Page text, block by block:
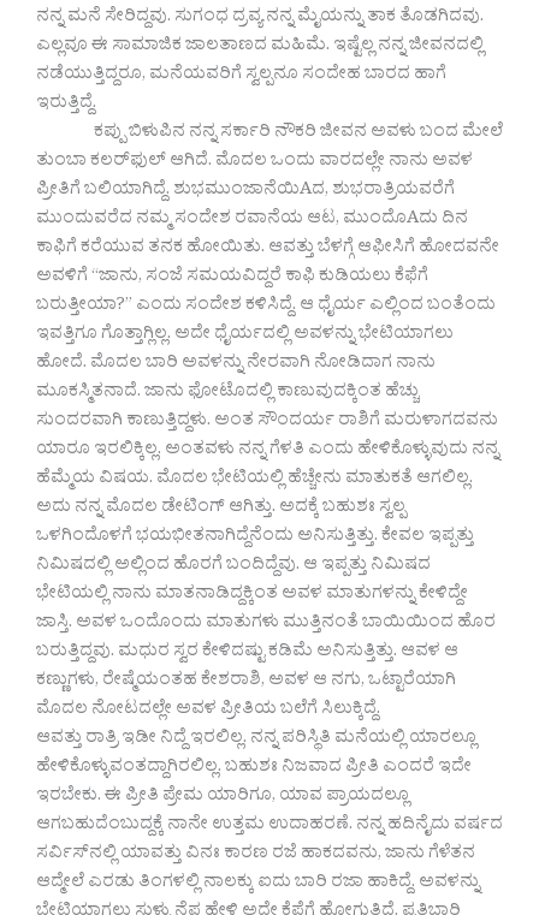
ನನ್ನ ಮನೆ ಸೇರಿದ್ದವು. ಸುಗಂಧ ದ್ರವ್ಯ ನನ್ನ ಮೈಯನ್ನು ತಾಕ ತೊಡಗಿದವು.
ಎಲ್ಲವೂ ಈ ಸಾಮಾಜಿಕ ಜಾಲತಾಣದ ಮಹಿಮೆ. ಇಷ್ಟೆಲ್ಲ ನನ್ನ ಜೀವನದಲ್ಲಿ
ನಡೆಯುತ್ತಿದ್ದರೂ, ಮನೆಯವರಿಗೆ ಸ್ವಲ್ಪನೂ ಸಂದೇಹ ಬಾರದ ಹಾಗೆ
ಇರುತ್ತಿದ್ದೆ.
ಕಪ್ಪು ಬಿಳುಪಿನ ನನ್ನ ಸರ್ಕಾರಿ ನೌಕರಿ ಜೀವನ ಅವಳು ಬಂದ ಮೇಲೆ
ತುಂಬಾ ಕಲರ್‌ಫುಲ್ ಆಗಿದೆ. ಮೊದಲ ಒಂದು ವಾರದಲ್ಲೇ ನಾನು ಅವಳ
ಪ್ರೀತಿಗೆ ಬಲಿಯಾಗಿದ್ದೆ. ಶುಭಮುಂಜಾನೆಯಿAದ, ಶುಭರಾತ್ರಿಯವರೆಗೆ
ಮುಂದುವರೆದ ನಮ್ಮ ಸಂದೇಶ ರವಾನೆಯ ಆಟ, ಮುಂದೊAದು ದಿನ
ಕಾಫಿಗೆ ಕರೆಯುವ ತನಕ ಹೋಯಿತು. ಆವತ್ತು ಬೆಳಗ್ಗೆ ಆಫೀಸಿಗೆ ಹೋದವನೇ
ಅವಳಿಗೆ “ಜಾನು, ಸಂಜೆ ಸಮಯವಿದ್ದರೆ ಕಾಫಿ ಕುಡಿಯಲು ಕೆಫೆಗೆ
ಬರುತ್ತೀಯಾ?” ಎಂದು ಸಂದೇಶ ಕಳಿಸಿದ್ದೆ. ಆ ಧೈರ್ಯ ಎಲ್ಲಿಂದ ಬಂತೆಂದು
ಇವತ್ತಿಗೂ ಗೊತ್ತಾಗ್ಲಿಲ್ಲ. ಅದೇ ಧೈರ್ಯದಲ್ಲಿ ಅವಳನ್ನು ಭೇಟಿಯಾಗಲು
ಹೋದೆ. ಮೊದಲ ಬಾರಿ ಅವಳನ್ನು ನೇರವಾಗಿ ನೋಡಿದಾಗ ನಾನು
ಮೂಕಸ್ಮಿತನಾದೆ. ಜಾನು ಫೋಟೊದಲ್ಲಿ ಕಾಣುವುದಕ್ಕಿಂತ ಹೆಚ್ಚು
ಸುಂದರವಾಗಿ ಕಾಣುತ್ತಿದ್ದಳು. ಅಂತ ಸೌಂದರ್ಯ ರಾಶಿಗೆ ಮರುಳಾಗದವನು
ಯಾರೂ ಇರಲಿಕ್ಕಿಲ್ಲ. ಅಂತವಳು ನನ್ನ ಗೆಳತಿ ಎಂದು ಹೇಳಿಕೊಳ್ಳುವುದು ನನ್ನ
ಹೆಮ್ಮೆಯ ವಿಷಯ. ಮೊದಲ ಭೇಟಿಯಲ್ಲಿ ಹೆಚ್ಚೇನು ಮಾತುಕತೆ ಆಗಲಿಲ್ಲ.
ಅದು ನನ್ನ ಮೊದಲ ಡೇಟಿಂಗ್ ಆಗಿತ್ತು. ಅದಕ್ಕೆ ಬಹುಶಃ ಸ್ವಲ್ಪ
ಒಳಗಿಂದೊಳಗೆ ಭಯಭೀತನಾಗಿದ್ದೆನೆಂದು ಅನಿಸುತ್ತಿತ್ತು. ಕೇವಲ ಇಪ್ಪತ್ತು
ನಿಮಿಷದಲ್ಲಿ ಅಲ್ಲಿಂದ ಹೊರಗೆ ಬಂದಿದ್ದೆವು. ಆ ಇಪ್ಪತ್ತು ನಿಮಿಷದ
ಭೇಟಿಯಲ್ಲಿ ನಾನು ಮಾತನಾಡಿದ್ದಕ್ಕಿಂತ ಅವಳ ಮಾತುಗಳನ್ನು ಕೇಳಿದ್ದೇ
ಜಾಸ್ತಿ. ಅವಳ ಒಂದೊಂದು ಮಾತುಗಳು ಮುತ್ತಿನಂತೆ ಬಾಯಿಯಿಂದ ಹೊರ
ಬರುತ್ತಿದ್ದವು. ಮಧುರ ಸ್ವರ ಕೇಳಿದಷ್ಟು ಕಡಿಮೆ ಅನಿಸುತ್ತಿತ್ತು. ಆವಳ ಆ
ಕಣ್ಣುಗಳು, ರೇಷ್ಮೆಯಂತಹ ಕೇಶರಾಶಿ, ಅವಳ ಆ ನಗು, ಒಟ್ಟಾರೆಯಾಗಿ
ಮೊದಲ ನೋಟದಲ್ಲೇ ಅವಳ ಪ್ರೀತಿಯ ಬಲೆಗೆ ಸಿಲುಕ್ಕಿದ್ದೆ.
ಆವತ್ತು ರಾತ್ರಿ ಇಡೀ ನಿದ್ದೆ ಇರಲಿಲ್ಲ. ನನ್ನ ಪರಿಸ್ಥಿತಿ ಮನೆಯಲ್ಲಿ ಯಾರಲ್ಲೂ
ಹೇಳಿಕೊಳ್ಳುವಂತದ್ದಾಗಿರಲಿಲ್ಲ. ಬಹುಶಃ ನಿಜವಾದ ಪ್ರೀತಿ ಎಂದರೆ ಇದೇ
ಇರಬೇಕು. ಈ ಪ್ರೀತಿ ಪ್ರೇಮ ಯಾರಿಗೂ, ಯಾವ ಪ್ರಾಯದಲ್ಲೂ
ಆಗಬಹುದೆಂಬುದ್ದಕ್ಕೆ ನಾನೇ ಉತ್ತಮ ಉದಾಹರಣೆ. ನನ್ನ ಹದಿನೈದು ವರ್ಷದ
ಸರ್ವಿಸ್‌ನಲ್ಲಿ ಯಾವತ್ತು ವಿನಃ ಕಾರಣ ರಜೆ ಹಾಕದವನು, ಜಾನು ಗೆಳೆತನ
ಆದ್ಮೇಲೆ ಎರಡು ತಿಂಗಳಲ್ಲಿ ನಾಲಕ್ಕು ಐದು ಬಾರಿ ರಜಾ ಹಾಕಿದ್ದೆ. ಅವಳನ್ನು